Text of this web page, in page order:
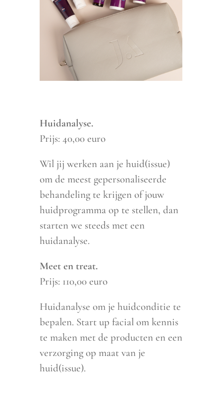
Huidanalyse.
Prijs: 40,00 euro
Wil jij werken aan je huid(issue)
om de meest gepersonaliseerde
behandeling te krijgen of jouw
huidprogramma op te stellen, dan
starten we steeds met een
huidanalyse.
Meet en treat.
Prijs: 110,00 euro
Huidanalyse om je huidconditie te
bepalen. Start up facial om kennis
te maken met de producten en een
verzorging op maat van je
huid(issue).